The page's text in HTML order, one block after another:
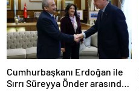
Cumhurbaşkanı Erdoğan ile
Sırrı Süreyya Önder arasında